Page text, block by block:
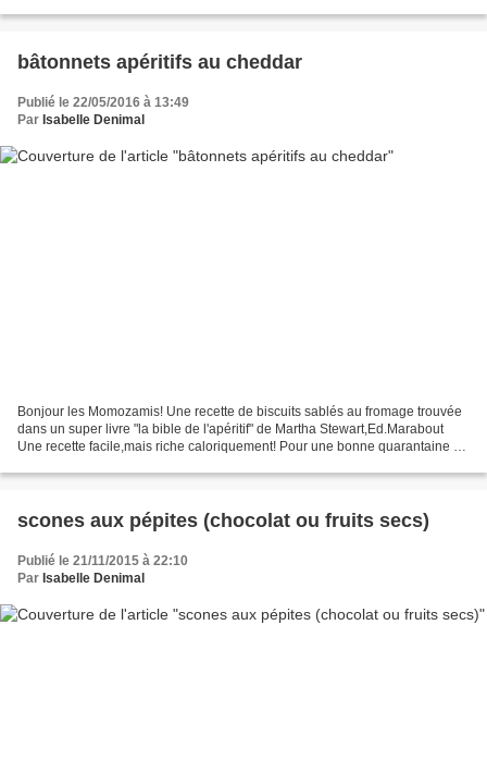
bâtonnets apéritifs au cheddar
Publié le 22/05/2016 à 13:49
Par Isabelle Denimal
Bonjour les Momozamis! Une recette de biscuits sablés au fromage trouvée
dans un super livre "la bible de l'apéritif" de Martha Stewart,Ed.Marabout
Une recette facile,mais riche caloriquement! Pour une bonne quarantaine de
scones aux pépites (chocolat ou fruits secs)
Publié le 21/11/2015 à 22:10
Par Isabelle Denimal